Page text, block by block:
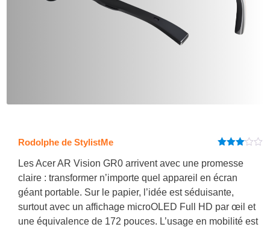
sur 5
Rodolphe de StylistMe
Les Acer AR Vision GR0 arrivent avec une promesse
claire : transformer n’importe quel appareil en écran
géant portable. Sur le papier, l’idée est séduisante,
surtout avec un affichage microOLED Full HD par œil et
une équivalence de 172 pouces. L’usage en mobilité est